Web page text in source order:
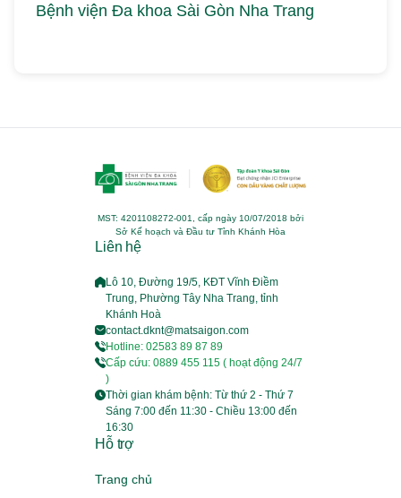
Bệnh viện Đa khoa Sài Gòn Nha Trang
MST: 4201108272-001, cấp ngày 10/07/2018 bởi
Sở Kế hoạch và Đầu tư Tỉnh Khánh Hòa
Liên hệ
Lô 10, Đường 19/5, KĐT Vĩnh Điềm
Trung, Phường Tây Nha Trang, tỉnh
Khánh Hoà
contact.dknt@matsaigon.com
Hotline: 02583 89 87 89
Cấp cứu: 0889 455 115 ( hoạt động 24/7
)
Thời gian khám bệnh: Từ thứ 2 - Thứ 7
Sáng 7:00 đến 11:30 - Chiều 13:00 đến
16:30
Hỗ trợ
Trang chủ